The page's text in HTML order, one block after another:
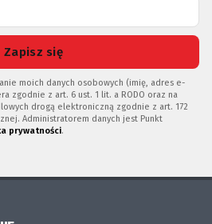
Zapisz się
moich danych osobowych (imię, adres e-
zgodnie z art. 6 ust. 1 lit. a RODO oraz na
drogą elektroniczną zgodnie z art. 172
Administratorem danych jest Punkt
prywatności.